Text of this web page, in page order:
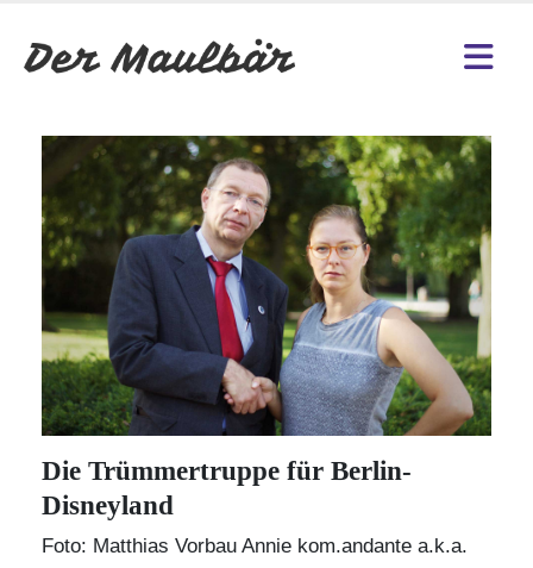
Die Trümmertruppe für Berlin-
Disneyland
Foto: Matthias Vorbau Annie kom.andante a.k.a.